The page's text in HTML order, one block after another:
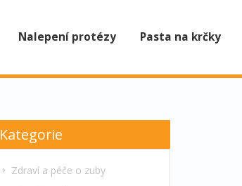
Nalepení protézy Pasta na krčky
Kategorie
Zdraví a péče o zuby